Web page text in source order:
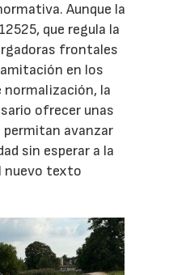
Aunque la
que regula la
frontales
en los
normalización, la
ofrecer unas
avanzar
sin esperar a la
nuevo texto